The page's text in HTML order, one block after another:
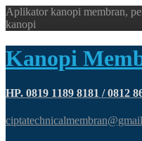
Aplikator kanopi membran,
kanopi
Kanopi
HP. 0819 1189 8181 / 0812